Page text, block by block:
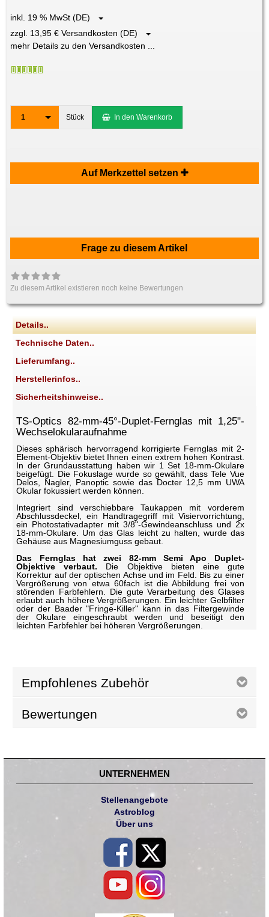
inkl. 19 % MwSt (DE)
zzgl. 13,95 € Versandkosten (DE)
mehr Details zu den Versandkosten ...
1 Stück In den Warenkorb
Auf Merkzettel setzen
Frage zu diesem Artikel
Zu diesem Artikel existieren noch keine Bewertungen
Details..
Technische Daten..
Lieferumfang..
Herstellerinfos..
Sicherheitshinweise..
TS-Optics 82-mm-45°-Duplet-Fernglas mit 1,25"-
Wechselokularaufnahme
Dieses sphärisch hervorragend korrigierte Fernglas mit 2-
Element-Objektiv bietet Ihnen einen extrem hohen Kontrast.
In der Grundausstattung haben wir 1 Set 18-mm-Okulare
beigefügt. Die Fokuslage wurde so gewählt, dass Tele Vue
Delos, Nagler, Panoptic sowie das Docter 12,5 mm UWA
Okular fokussiert werden können.
Integriert sind verschiebbare Taukappen mit vorderem
Abschlussdeckel, ein Handtragegriff mit Visiervorrichtung,
ein Photostativadapter mit 3/8"-Gewindeanschluss und 2x
18-mm-Okulare. Um das Glas leicht zu halten, wurde das
Gehäuse aus Magnesiumguss gebaut.
Das Fernglas hat zwei 82-mm Semi Apo Duplet-
Objektive verbaut. Die Objektive bieten eine gute
Korrektur auf der optischen Achse und im Feld. Bis zu einer
Vergrößerung von etwa 60fach ist die Abbildung frei von
störenden Farbfehlern. Die gute Verarbeitung des Glases
erlaubt auch höhere Vergrößerungen. Ein leichter Gelbfilter
oder der Baader "Fringe-Killer" kann in das Filtergewinde
der Okulare eingeschraubt werden und beseitigt den
leichten Farbfehler bei höheren Vergrößerungen.
Empfohlenes Zubehör
Bewertungen
UNTERNEHMEN
Stellenangebote
Astroblog
Über uns